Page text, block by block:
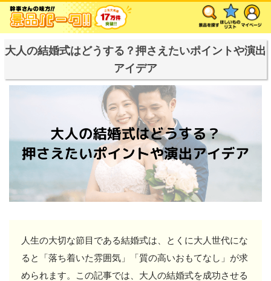
大人の結婚式はどうする？押さえたいポイントや演出
アイデア
人生の大切な節目である結婚式は、とくに大人世代にな
ると「落ち着いた雰囲気」「質の高いおもてなし」が求
められます。この記事では、大人の結婚式を成功させる